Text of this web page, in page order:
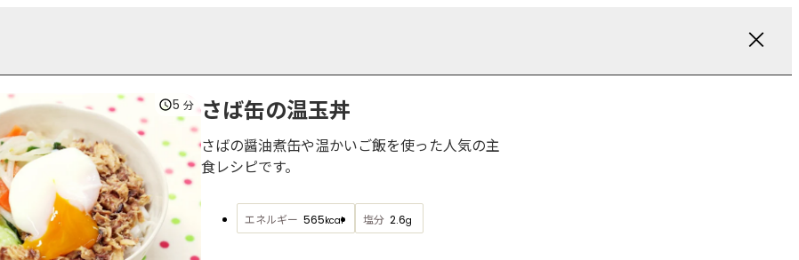
5 分 さば缶の温玉丼
さばの醤油煮缶や温かいご飯を使った人気の主
食レシピです。
エネルギー 565kcal 塩分 2.6g